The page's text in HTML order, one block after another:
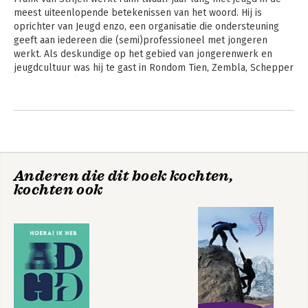
meest uiteenlopende betekenissen van het woord. Hij is
oprichter van Jeugd enzo, een organisatie die ondersteuning
geeft aan iedereen die (semi)professioneel met jongeren
werkt. Als deskundige op het gebied van jongerenwerk en
jeugdcultuur was hij te gast in Rondom Tien, Zembla, Schepper
Andere boeken door Frank van
Hoera! ik heb ADHD
Jongerenwerk
Anderen die dit boek kochten,
kochten ook